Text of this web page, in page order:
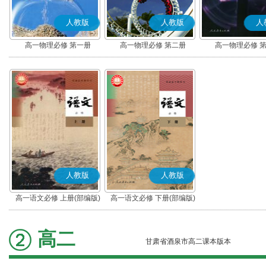
人教版
高一物理必修 第一册
人教版
高一物理必修 第二册
人
高一物理必修
人教版
高一语文必修 上册(部编版)
人教版
高一语文必修 下册(部编版)
高二 甘肃省酒泉市高二课本版本